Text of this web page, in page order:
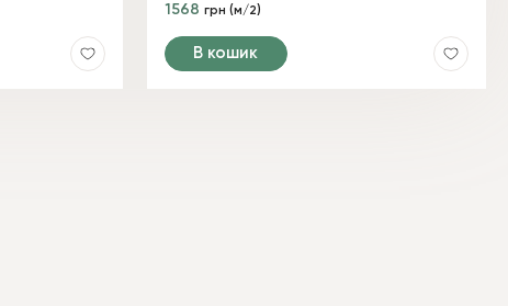
1568 грн (м/2)
В кошик